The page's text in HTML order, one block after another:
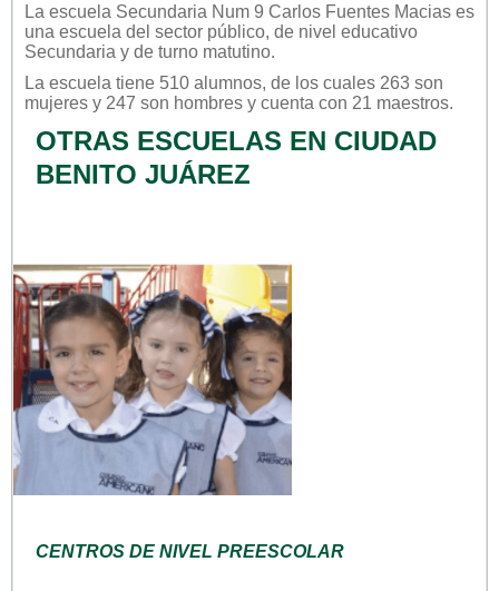
La escuela Secundaria Num 9 Carlos Fuentes Macias es
una escuela del sector público, de nivel educativo
Secundaria y de turno matutino.
La escuela tiene 510 alumnos, de los cuales 263 son
mujeres y 247 son hombres y cuenta con 21 maestros.
OTRAS ESCUELAS EN CIUDAD
BENITO JUÁREZ
CENTROS DE NIVEL PREESCOLAR